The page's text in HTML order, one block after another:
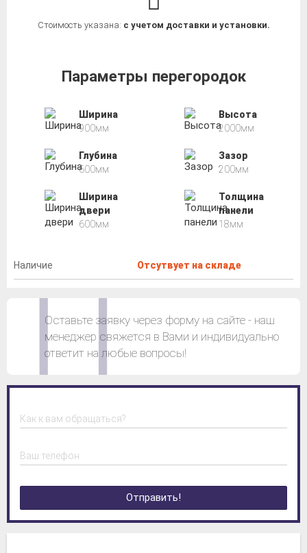
Стоимость указана: с учетом доставки и установки.
Параметры перегородок
Ширина
900мм
Высота
2000мм
Глубина
600мм
Зазор
200мм
Ширина
двери
600мм
Толщина
панели
18мм
Наличие Отсутвует на складе
Оставьте заявку через форму на сайте - наш
менеджер свяжется в Вами и индивидуально
ответит на любые вопросы!
Как к вам обращаться?
Ваш телефон
Отправить!